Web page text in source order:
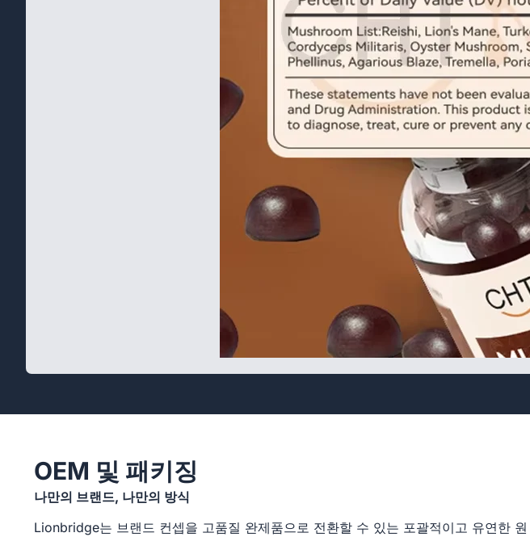
OEM 및 패키징
나만의 브랜드, 나만의 방식
Lionbridge는 브랜드 컨셉을 고품질 완제품으로 전환할 수 있는 포괄적이고 유연한 원